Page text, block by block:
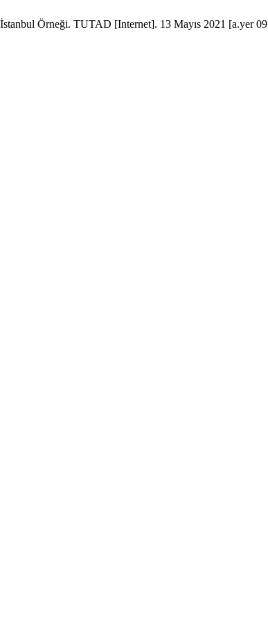
Örneği. TUTAD [Internet]. 13 Mayıs 2021 [a.yer